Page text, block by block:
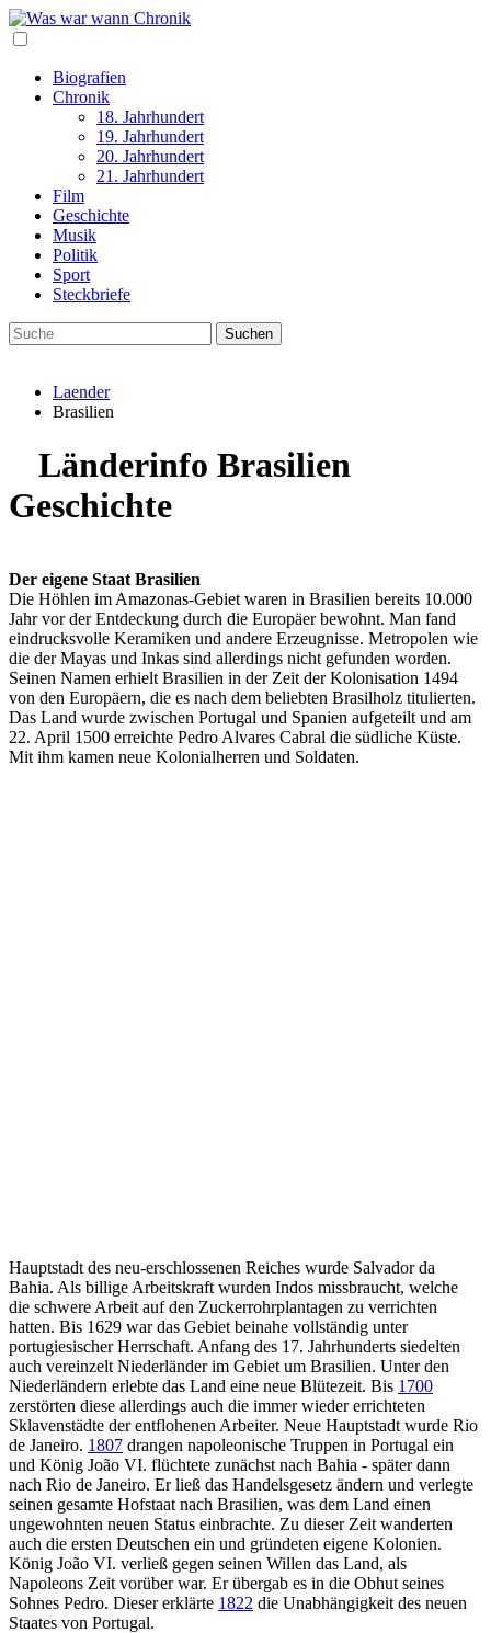
Biografien
Chronik
18. Jahrhundert
19. Jahrhundert
20. Jahrhundert
21. Jahrhundert
Film
Geschichte
Musik
Politik
Sport
Steckbriefe
Laender
Brasilien
Länderinfo Brasilien
Geschichte
Der eigene Staat Brasilien
Die Höhlen im Amazonas-Gebiet waren in Brasilien bereits 10.000
Jahr vor der Entdeckung durch die Europäer bewohnt. Man fand
eindrucksvolle Keramiken und andere Erzeugnisse. Metropolen wie
die der Mayas und Inkas sind allerdings nicht gefunden worden.
Seinen Namen erhielt Brasilien in der Zeit der Kolonisation 1494
von den Europäern, die es nach dem beliebten Brasilholz titulierten.
Das Land wurde zwischen Portugal und Spanien aufgeteilt und am
22. April 1500 erreichte Pedro Alvares Cabral die südliche Küste.
Mit ihm kamen neue Kolonialherren und Soldaten.
Hauptstadt des neu-erschlossenen Reiches wurde Salvador da
Bahia. Als billige Arbeitskraft wurden Indos missbraucht, welche
die schwere Arbeit auf den Zuckerrohrplantagen zu verrichten
hatten. Bis 1629 war das Gebiet beinahe vollständig unter
portugiesischer Herrschaft. Anfang des 17. Jahrhunderts siedelten
auch vereinzelt Niederländer im Gebiet um Brasilien. Unter den
Niederländern erlebte das Land eine neue Blütezeit. Bis 1700
zerstörten diese allerdings auch die immer wieder errichteten
Sklavenstädte der entflohenen Arbeiter. Neue Hauptstadt wurde Rio
de Janeiro. 1807 drangen napoleonische Truppen in Portugal ein
und König João VI. flüchtete zunächst nach Bahia - später dann
nach Rio de Janeiro. Er ließ das Handelsgesetz ändern und verlegte
seinen gesamte Hofstaat nach Brasilien, was dem Land einen
ungewohnten neuen Status einbrachte. Zu dieser Zeit wanderten
auch die ersten Deutschen ein und gründeten eigene Kolonien.
König João VI. verließ gegen seinen Willen das Land, als
Napoleons Zeit vorüber war. Er übergab es in die Obhut seines
Sohnes Pedro. Dieser erklärte 1822 die Unabhängigkeit des neuen
Staates von Portugal.